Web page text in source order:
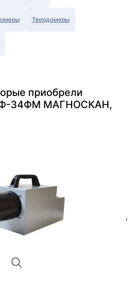
Твердомеры
приобрели
34ФМ МАГНОСКАН,